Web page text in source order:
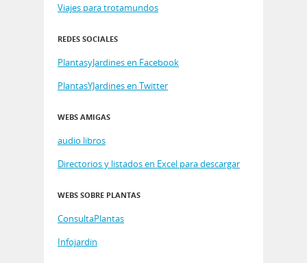
Viajes para trotamundos
REDES SOCIALES
PlantasyJardines en Facebook
PlantasYJardines en Twitter
WEBS AMIGAS
audio libros
Directorios y listados en Excel para descargar
WEBS SOBRE PLANTAS
ConsultaPlantas
Infojardin